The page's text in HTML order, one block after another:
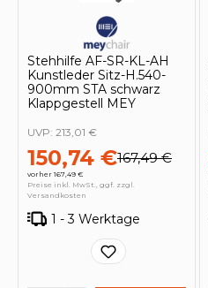
Stehhilfe AF-SR-KL-AH
Kunstleder Sitz-H.540-
900mm STA schwarz
Klappgestell MEY
150,74 €167,49 €
vorher 167,49 €
UVP: 213,01 €
Preise inkl. MwSt., ggf. zzgl.
Versandkosten
1 - 3 Werktage